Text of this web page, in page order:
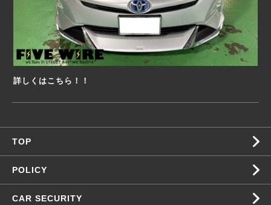
詳しくはこちら！！
TOP
POLICY
CAR SECURITY